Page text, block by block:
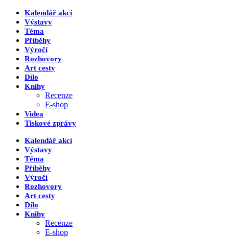
Kalendář akcí
Výstavy
Téma
Příběhy
Výročí
Rozhovory
Art cesty
Dílo
Knihy
Recenze
E-shop
Videa
Tiskové zprávy
Kalendář akcí
Výstavy
Téma
Příběhy
Výročí
Rozhovory
Art cesty
Dílo
Knihy
Recenze
E-shop